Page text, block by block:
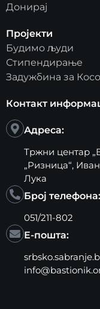
Донирај
Пројекти
Будимо људи
Стипендирање
Задужбина за
Контакт
Адреса:
Тржни центар
„Ризница“,
Лука
Број телефона:
051/211-802
Е-пошта: